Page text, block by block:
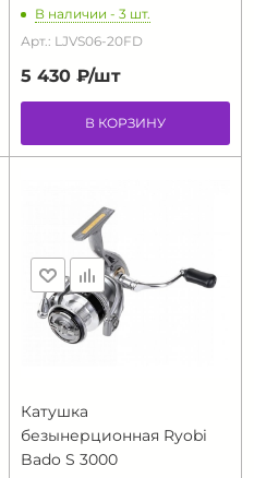
В наличии - 3 шт.
Арт.: LJVS06-20FD
5 430 ₽/шт
В КОРЗИНУ
Катушка
безынерционная Ryobi
Bado S 3000